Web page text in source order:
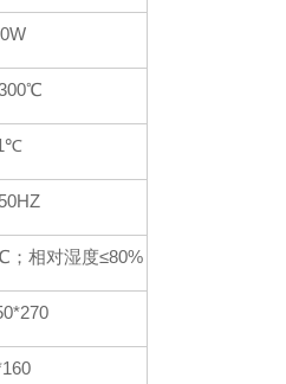
相对湿度≤80%